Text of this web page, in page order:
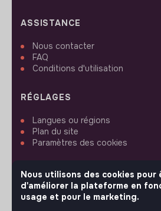
ASSISTANCE
Nous contacter
FAQ
Conditions d'utilisation
RÉGLAGES
Langues ou régions
Plan du site
Paramètres des cookies
SUIVEZ-NOUS
Nous utilisons des cookies pour
d'améliorer la plateforme en
usage et pour le marketing.